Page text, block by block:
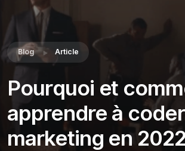
Blog Article
Pourquoi et
apprendre à
marketing en